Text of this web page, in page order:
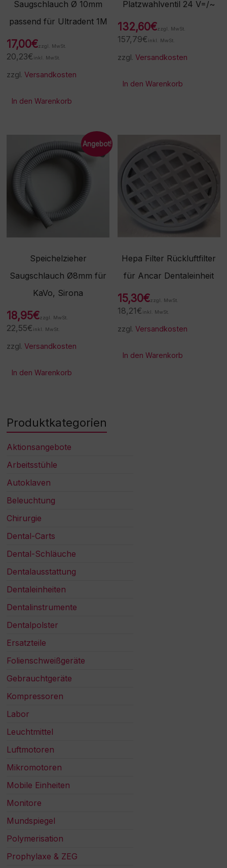
Saugschlauch Ø 10mm
passend für Ultradent 1M
17,00€zzgl. MwSt.
20,23€ inkl. MwSt.
zzgl.Versandkosten
In den Warenkorb
Platzwahlventil 24 V=/~
132,60€zzgl. MwSt.
157,79€ inkl. MwSt.
zzgl.Versandkosten
In den Warenkorb
Angebot!
Speichelzieher
Saugschlauch Ø8mm für
KaVo, Sirona
18,95€zzgl. MwSt.
22,55€ inkl. MwSt.
zzgl.Versandkosten
In den Warenkorb
Hepa Filter Rückluftfilter
für Ancar Dentaleinheit
15,30€zzgl. MwSt.
18,21€ inkl. MwSt.
zzgl.Versandkosten
In den Warenkorb
Produktkategorien
Aktionsangebote
Arbeitsstühle
Autoklaven
Beleuchtung
Chirurgie
Dental-Carts
Dental-Schläuche
Dentalausstattung
Dentaleinheiten
Dentalinstrumente
Dentalpolster
Ersatzteile
Folienschweißgeräte
Gebrauchtgeräte
Kompressoren
Labor
Leuchtmittel
Luftmotoren
Mikromotoren
Mobile Einheiten
Monitore
Mundspiegel
Polymerisation
Prophylaxe & ZEG